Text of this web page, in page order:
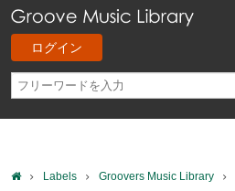
ログイン
Labels Groovers Music Library